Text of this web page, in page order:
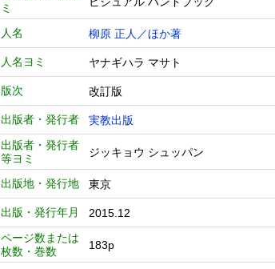
ミ
人名 柳原 正人／ほか著
人名ヨミ ヤナギハラ マサト
版次 改訂版
出版者・発行者
実教出版
出版者・発行者
等ヨミ
ジッキョウ シュッパン
出版地・発行地 東京
出版・発行年月
2015.12
ページ数または
枚数・巻数
183p